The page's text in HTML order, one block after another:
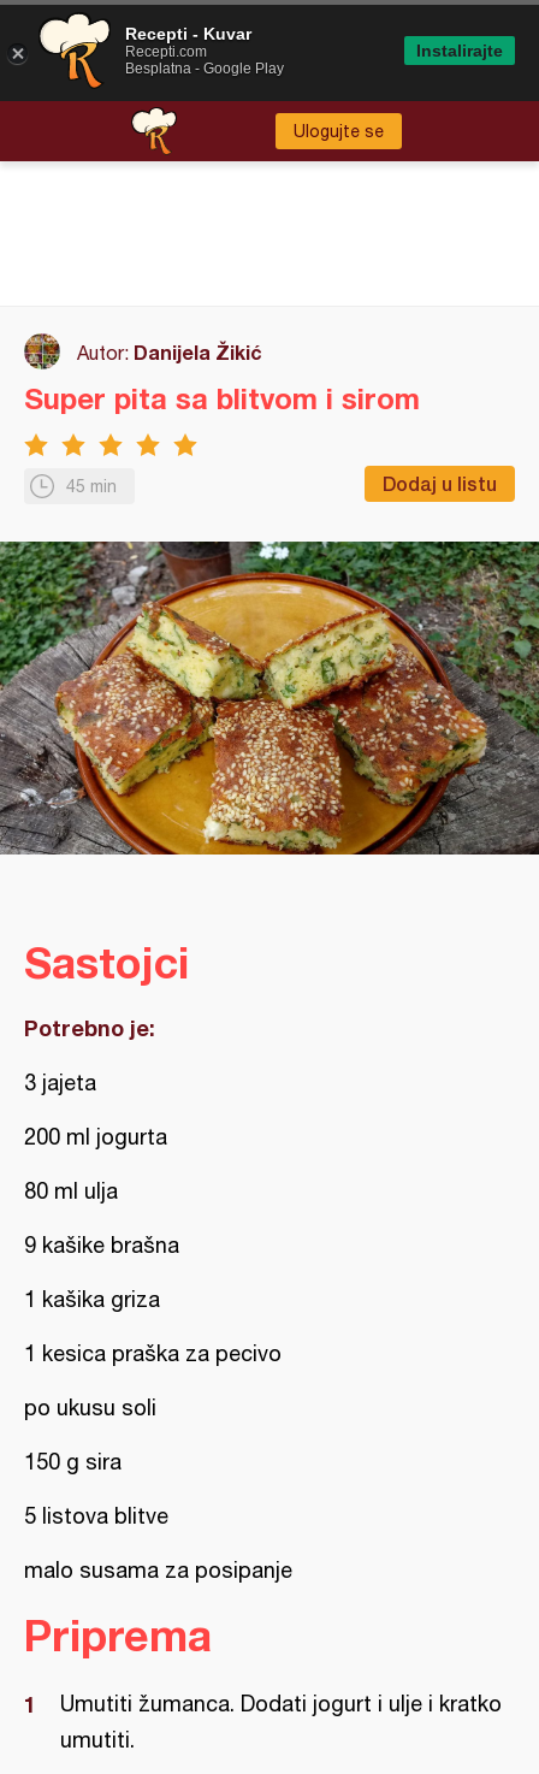
Ulogujte se
Autor: Danijela Žikić
45 min Dodaj u listu
Super pita sa blitvom i sirom
Sastojci
Potrebno je:
3 jajeta
200 ml jogurta
80 ml ulja
9 kašike brašna
1 kašika griza
1 kesica praška za pecivo
po ukusu soli
150 g sira
5 listova blitve
malo susama za posipanje
Priprema
Umutiti žumanca. Dodati jogurt i ulje i kratko
umutiti.
Recepti - Kuvar
Recepti.com
Besplatna - Google Play
Instalirajte